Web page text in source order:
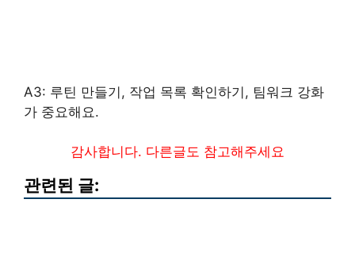
A3: 루틴 만들기, 작업 목록 확인하기, 팀워크 강화
가 중요해요.
감사합니다. 다른글도 참고해주세요
관련된 글: